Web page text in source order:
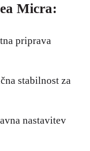
Micra:
priprava
stabilnost za
nastavitev